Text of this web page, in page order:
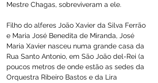
Mestre Chagas, sobreviveram a ele.
Filho do alferes João Xavier da Silva Ferrão
e Maria José Benedita de Miranda, José
Maria Xavier nasceu numa grande casa da
Rua Santo Antonio, em São João del-Rei (a
poucos metros de onde estão as sedes da
Orquestra Ribeiro Bastos e da Lira